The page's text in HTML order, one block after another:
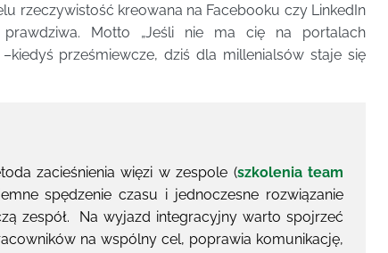
rzeczywistość kreowana na Facebooku czy LinkedIn
Motto „Jeśli nie ma cię na portalach
prześmiewcze, dziś dla millenialsów staje się
zacieśnienia więzi w zespole (szkolenia team
spędzenie czasu i jednoczesne rozwiązanie
zespół. Na wyjazd integracyjny warto spojrzeć
na wspólny cel, poprawia komunikację,